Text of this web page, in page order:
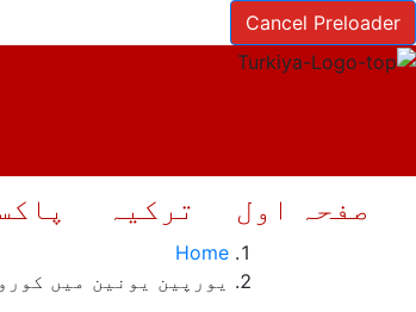
Cancel Preloader
صفحہ اول ترکیہ
Home
یورپین یونین میں